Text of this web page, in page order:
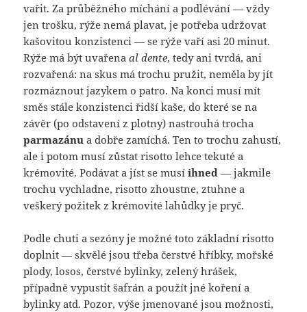
vařit. Za průběžného míchání a podlévání — vždy
jen trošku, rýže nemá plavat, je potřeba udržovat
kašovitou konzistenci — se rýže vaří asi 20 minut.
Rýže má být uvařenaal dente, tedy ani tvrdá, ani
rozvařená: na skus má trochu pružit, neměla by jít
rozmáznout jazykem o patro. Na konci musí mít
směs stále konzistenci řidší kaše, do které se na
závěr (po odstavení z plotny) nastrouhá trocha
parmazánu a dobře zamíchá. Ten to trochu zahustí,
ale i potom musí zůstat risotto lehce tekuté a
krémovité. Podávat a jíst se musíihned — jakmile
trochu vychladne, risotto zhoustne, ztuhne a
veškerý požitek z krémovité lahůdky je pryč.
Podle chuti a sezóny je možné toto základní risotto
doplnit — skvělé jsou třeba čerstvé hříbky, mořské
plody, losos, čerstvé bylinky, zelený hrášek,
případně vypustit šafrán a použít jné koření a
bylinky atd. Pozor, výše jmenované jsou možnosti,